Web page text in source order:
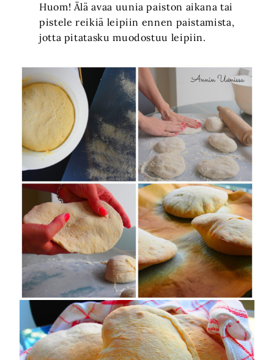
Huom! Älä avaa uunia paiston aikana tai
pistele reikiä leipiin ennen paistamista,
jotta pitatasku muodostuu leipiin.